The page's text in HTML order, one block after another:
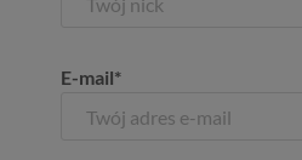
E-mail*